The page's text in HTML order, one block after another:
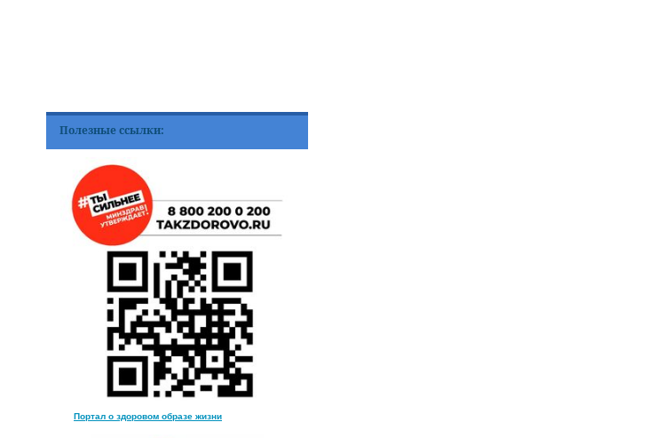
Полезные ссылки:
Портал о здоровом образе жизни